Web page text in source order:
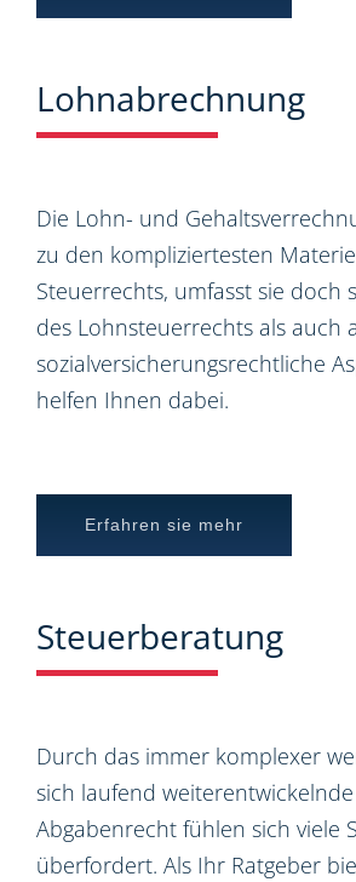
Lohnabrechnung
Die Lohn- und
zu den kompliziertesten
Steuerrechts, umfasst sie doch
des Lohnsteuerrechts als auch
sozialversicherungsrechtliche
helfen Ihnen dabei.
Erfahren sie mehr
Steuerberatung
Durch das immer komplexer
sich laufend
Abgabenrecht fühlen sich viele
überfordert. Als Ihr Ratgeber